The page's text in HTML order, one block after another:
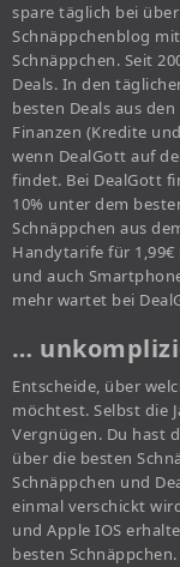
spare täglich bei
Schnäppchenblog
Schnäppchen. Seit
Deals. In den
besten Deals aus
Finanzen (Kredite
wenn DealGott auf
findet. Bei DealGott
10% unter dem
Schnäppchen aus
Handytarife für
und auch
mehr wartet bei
…
Entscheide, über
möchtest. Selbst die
Vergnügen. Du hast
über die besten
Schnäppchen und
einmal verschickt
und Apple IOS
besten Schnäppchen.